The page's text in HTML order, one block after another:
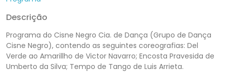
Descrição
Programa do Cisne Negro Cia. de Dança (Grupo de Dança
Cisne Negro), contendo as seguintes coreografias: Del
Verde ao Amarillho de Victor Navarro; Encosta Pravesida de
Umberto da Silva; Tempo de Tango de Luis Arrieta.